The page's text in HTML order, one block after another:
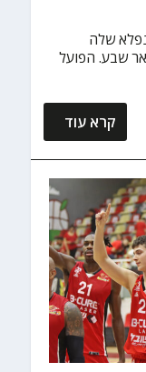
שלה
הפועל באר שבע. הפועל
קרא עוד